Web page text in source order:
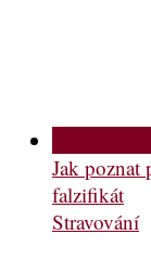
Jak poznat
falzifikát
Stravování